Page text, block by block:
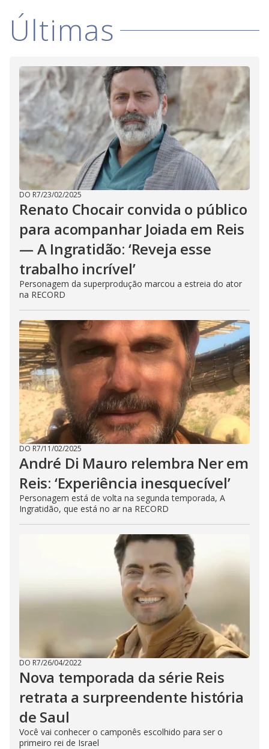
e
o
Últimas
DO R7/23/02/2025
Renato Chocair convida o público
para acompanhar Joiada em Reis
— A Ingratidão: ‘Reveja esse
trabalho incrível’
Personagem da superprodução marcou a estreia do ator
na RECORD
DO R7/11/02/2025
André Di Mauro relembra Ner em
Reis: ‘Experiência inesquecível’
Personagem está de volta na segunda temporada, A
Ingratidão, que está no ar na RECORD
DO R7/26/04/2022
Nova temporada da série Reis
retrata a surpreendente história
de Saul
Você vai conhecer o camponês escolhido para ser o
primeiro rei de Israel